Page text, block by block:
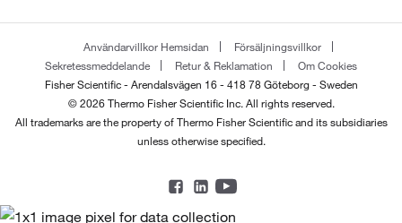
Användarvillkor Hemsidan
Försäljningsvillkor
Sekretessmeddelande
Retur & Reklamation
Om Cookies
Fisher Scientific - Arendalsvägen 16 - 418 78 Göteborg - Sweden
© 2026 Thermo Fisher Scientific Inc. All rights reserved.
All trademarks are the property of Thermo Fisher Scientific and its subsidiaries
unless otherwise specified.